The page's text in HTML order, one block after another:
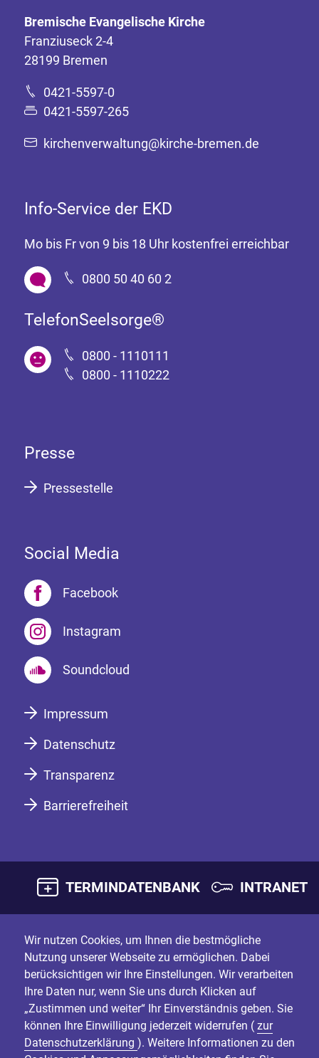
Bremische Evangelische Kirche
Franziuseck 2-4
28199 Bremen
0421-5597-0
0421-5597-265
kirchenverwaltung@kirche-bremen.de
Info-Service der EKD
Mo bis Fr von 9 bis 18 Uhr kostenfrei erreichbar
0800 50 40 60 2
TelefonSeelsorge®
0800 - 1110111
0800 - 1110222
Presse
Pressestelle
Social Media
Facebook
Instagram
Soundcloud
Impressum
Datenschutz
Transparenz
Barrierefreiheit
TERMINDATENBANK INTRANET
Wir nutzen Cookies, um Ihnen die bestmögliche
Nutzung unserer Webseite zu ermöglichen. Dabei
berücksichtigen wir Ihre Einstellungen. Wir verarbeiten
Ihre Daten nur, wenn Sie uns durch Klicken auf
„Zustimmen und weiter“ Ihr Einverständnis geben. Sie
können Ihre Einwilligung jederzeit widerrufen ( zur
Datenschutzerklärung ). Weitere Informationen zu den